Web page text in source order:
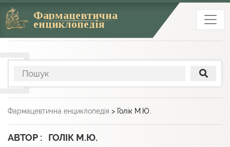
Фармацевтична
енциклопедія
Фармацевтична енциклопедія > Голік М.Ю.
АВТОР : ГОЛІК М.Ю.